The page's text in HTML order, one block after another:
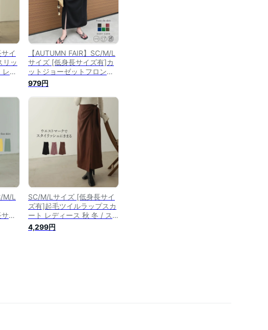
イ
リッ
デ
タ
リ
カジ
ット
【AUTUMN FAIR】SC/M/L
サイズ [低身長サイズ有]カ
ットジョーゼットフロント
スリットロングスカート レ
ディース / スカート スリッ
トスカート ナロースカート
ロングスカート タイトスカ
ート カットジョーゼット 春
979円
M/L
イ
ッ
ィ
SC/M/Lサイズ [低身長サイ
ズ有]起毛ツイルラップスカ
ート レディース 秋 冬 / ス
カート ラップスカート ロン
グスカート 起毛ツイル タイ
4,299円